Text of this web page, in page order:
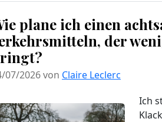
plane ich einen
der
07/2026 von Claire Leclerc
Ich